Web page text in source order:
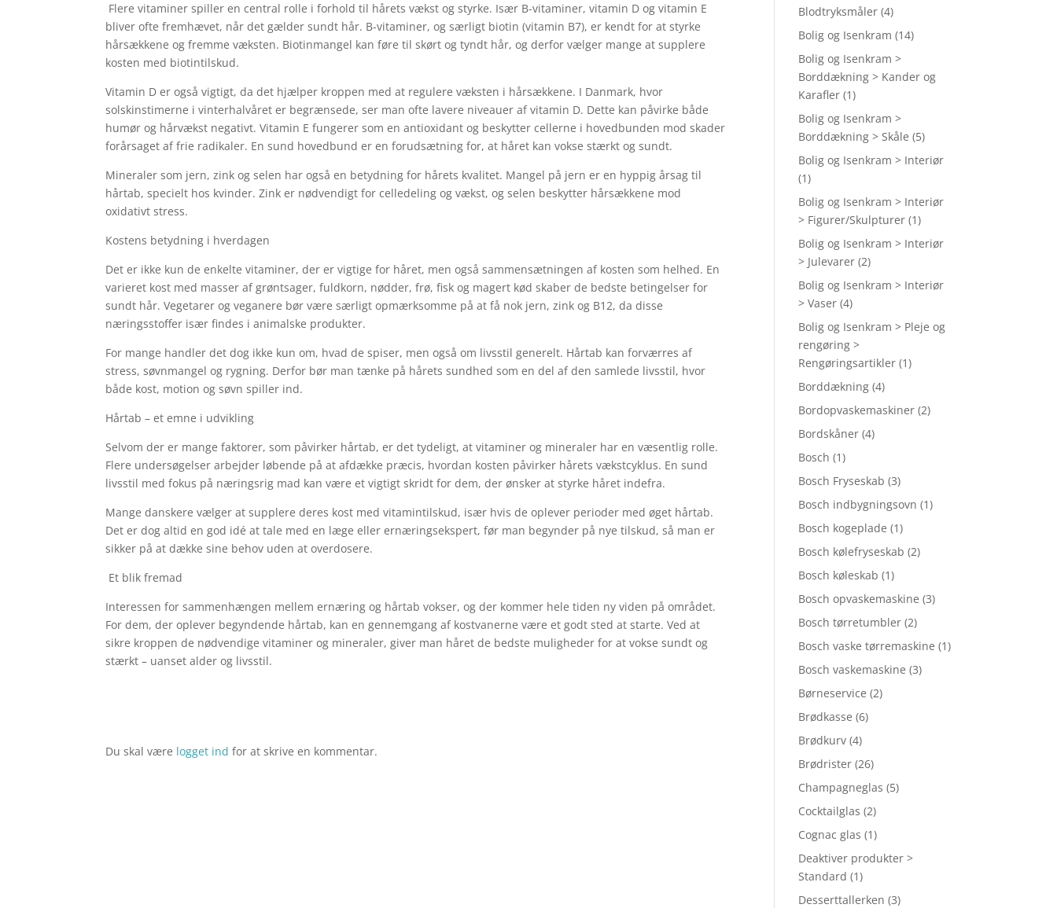
​ Flere vitaminer spiller en central rolle i forhold til hårets vækst og styrke. Især B-vitaminer, vitamin D og vitamin E
bliver ofte fremhævet, når det gælder sundt hår. B-vitaminer, og særligt biotin (vitamin B7), er kendt for at styrke
hårsækkene og fremme væksten. Biotinmangel kan føre til skørt og tyndt hår, og derfor vælger mange at supplere
kosten med biotintilskud.
​Vitamin D er også vigtigt, da det hjælper kroppen med at regulere væksten i hårsækkene. I Danmark, hvor
solskinstimerne i vinterhalvåret er begrænsede, ser man ofte lavere niveauer af vitamin D. Dette kan påvirke både
humør og hårvækst negativt. Vitamin E fungerer som en antioxidant og beskytter cellerne i hovedbunden mod skader
forårsaget af frie radikaler. En sund hovedbund er en forudsætning for, at håret kan vokse stærkt og sundt.
​Mineraler som jern, zink og selen har også en betydning for hårets kvalitet. Mangel på jern er en hyppig årsag til
hårtab, specielt hos kvinder. Zink er nødvendigt for celledeling og vækst, og selen beskytter hårsækkene mod
oxidativt stress.
​Kostens betydning i hverdagen
​Det er ikke kun de enkelte vitaminer, der er vigtige for håret, men også sammensætningen af kosten som helhed. En
varieret kost med masser af grøntsager, fuldkorn, nødder, frø, fisk og magert kød skaber de bedste betingelser for
sundt hår. Vegetarer og veganere bør være særligt opmærksomme på at få nok jern, zink og B12, da disse
næringsstoffer især findes i animalske produkter.
​For mange handler det dog ikke kun om, hvad de spiser, men også om livsstil generelt. Hårtab kan forværres af
stress, søvnmangel og rygning. Derfor bør man tænke på hårets sundhed som en del af den samlede livsstil, hvor
både kost, motion og søvn spiller ind.
Hårtab – et emne i udvikling
Selvom der er mange faktorer, som påvirker hårtab, er det tydeligt, at vitaminer og mineraler har en væsentlig rolle.
Flere undersøgelser arbejder løbende på at afdække præcis, hvordan kosten påvirker hårets vækstcyklus. En sund
livsstil med fokus på næringsrig mad kan være et vigtigt skridt for dem, der ønsker at styrke håret indefra.
Mange danskere vælger at supplere deres kost med vitamintilskud, især hvis de oplever perioder med øget hårtab.
Det er dog altid en god idé at tale med en læge eller ernæringsekspert, før man begynder på nye tilskud, så man er
sikker på at dække sine behov uden at overdosere.
​ Et blik fremad
Interessen for sammenhængen mellem ernæring og hårtab vokser, og der kommer hele tiden ny viden på området.
For dem, der oplever begyndende hårtab, kan en gennemgang af kostvanerne være et godt sted at starte. Ved at
sikre kroppen de nødvendige vitaminer og mineraler, giver man håret de bedste muligheder for at vokse sundt og
stærkt – uanset alder og livsstil.
Du skal være logget ind for at skrive en kommentar.
Blodtryksmåler (4)
Bolig og Isenkram (14)
Bolig og Isenkram >
Borddækning > Kander og
Karafler (1)
Bolig og Isenkram >
Borddækning > Skåle (5)
Bolig og Isenkram > Interiør
(1)
Bolig og Isenkram > Interiør
> Figurer/Skulpturer (1)
Bolig og Isenkram > Interiør
> Julevarer (2)
Bolig og Isenkram > Interiør
> Vaser (4)
Bolig og Isenkram > Pleje og
rengøring >
Rengøringsartikler (1)
Borddækning (4)
Bordopvaskemaskiner (2)
Bordskåner (4)
Bosch (1)
Bosch Fryseskab (3)
Bosch indbygningsovn (1)
Bosch kogeplade (1)
Bosch kølefryseskab (2)
Bosch køleskab (1)
Bosch opvaskemaskine (3)
Bosch tørretumbler (2)
Bosch vaske tørremaskine (1)
Bosch vaskemaskine (3)
Børneservice (2)
Brødkasse (6)
Brødkurv (4)
Brødrister (26)
Champagneglas (5)
Cocktailglas (2)
Cognac glas (1)
Deaktiver produkter >
Standard (1)
Desserttallerken (3)